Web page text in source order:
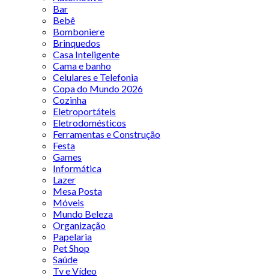
Bar
Bebê
Bomboniere
Brinquedos
Casa Inteligente
Cama e banho
Celulares e Telefonia
Copa do Mundo 2026
Cozinha
Eletroportáteis
Eletrodomésticos
Ferramentas e Construção
Festa
Games
Informática
Lazer
Mesa Posta
Móveis
Mundo Beleza
Organização
Papelaria
Pet Shop
Saúde
Tv e Vídeo